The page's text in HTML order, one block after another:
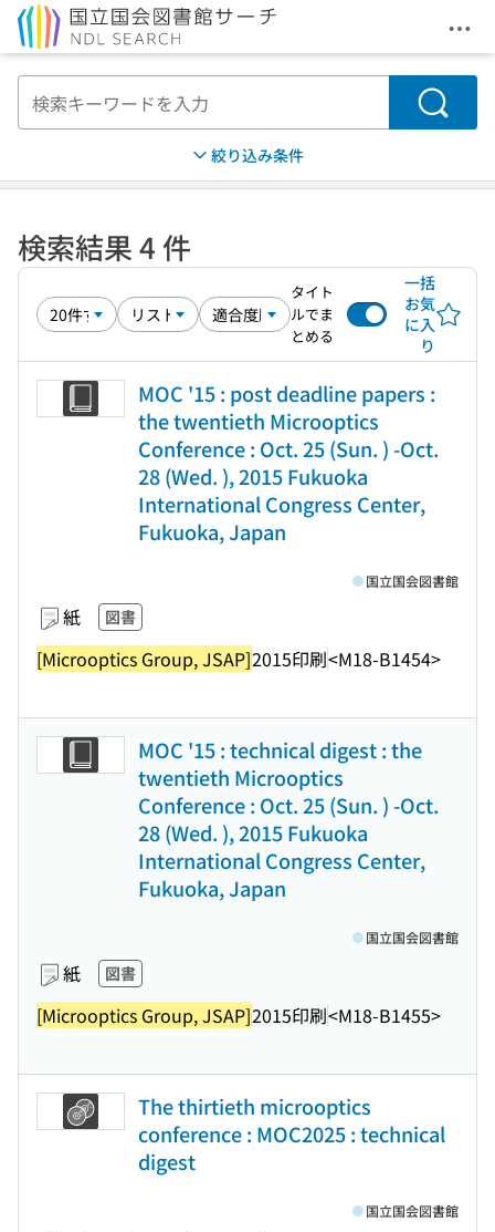
メ
検索
絞り込み条件
検索結果 4 件
タイト
ルでま
とめる
一括
お気
に入
り
MOC '15 : post deadline papers :
the twentieth Microoptics
Conference : Oct. 25 (Sun. ) -Oct.
28 (Wed. ), 2015 Fukuoka
International Congress Center,
Fukuoka, Japan
紙 図書
[Microoptics Group, JSAP]2015印刷<M18-B1454>
国立国会図書館
MOC '15 : technical digest : the
twentieth Microoptics
Conference : Oct. 25 (Sun. ) -Oct.
28 (Wed. ), 2015 Fukuoka
International Congress Center,
Fukuoka, Japan
紙 図書
[Microoptics Group, JSAP]2015印刷<M18-B1455>
国立国会図書館
The thirtieth microoptics
conference : MOC2025 : technical
digest
国立国会図書館